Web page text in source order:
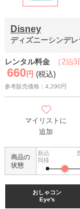
Disney
ディズニーシンデレ
［2泊
レンタル料金
660 円 (税込)
参考販売価格：4,290円
マイリストに
追加
商品の
状態
新品
同様
おしゃコン
Eye's